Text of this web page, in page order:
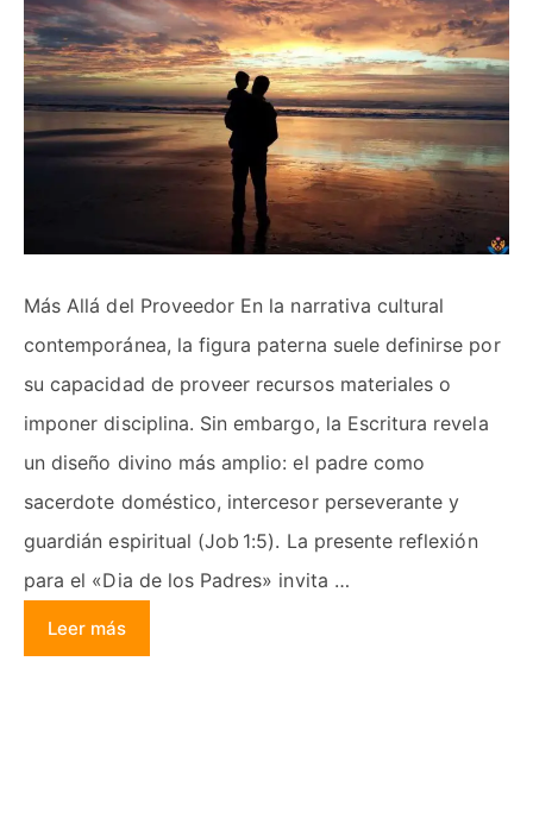
Más Allá del Proveedor En la narrativa cultural
contemporánea, la figura paterna suele definirse por
su capacidad de proveer recursos materiales o
imponer disciplina. Sin embargo, la Escritura revela
un diseño divino más amplio: el padre como
sacerdote doméstico, intercesor perseverante y
guardián espiritual (Job 1:5). La presente reflexión
para el «Dia de los Padres» invita …
Leer más